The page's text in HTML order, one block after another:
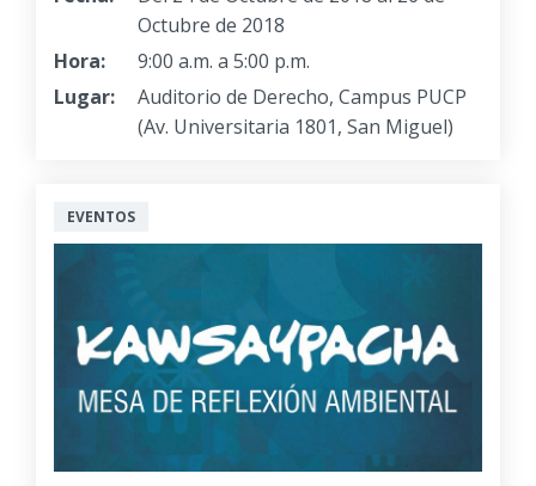
Octubre de 2018
Hora:
9:00 a.m. a 5:00 p.m.
Lugar:
Auditorio de Derecho, Campus PUCP
(Av. Universitaria 1801, San Miguel)
EVENTOS